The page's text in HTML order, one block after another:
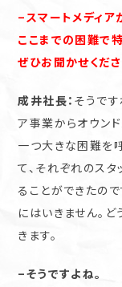
–スマートメディア
ここまでの困難で
ぜひお聞かせくださ
成井社長： そうで
ア事業からオウン
一つ大きな困難を
て、それぞれのス
ることができたの
にはいきません。
きます。
–そうですよね。